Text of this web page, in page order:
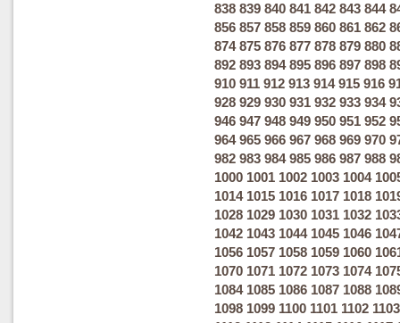
838 839 840 841 842 843 844
856 857 858 859 860 861 862
874 875 876 877 878 879 880
892 893 894 895 896 897 898
910 911 912 913 914 915 916
928 929 930 931 932 933 934
946 947 948 949 950 951 952
964 965 966 967 968 969 970
982 983 984 985 986 987 988
1000 1001 1002 1003 1004
1014 1015 1016 1017 1018
1028 1029 1030 1031 1032
1042 1043 1044 1045 1046
1056 1057 1058 1059 1060
1070 1071 1072 1073 1074
1084 1085 1086 1087 1088
1098 1099 1100 1101 1102 1103